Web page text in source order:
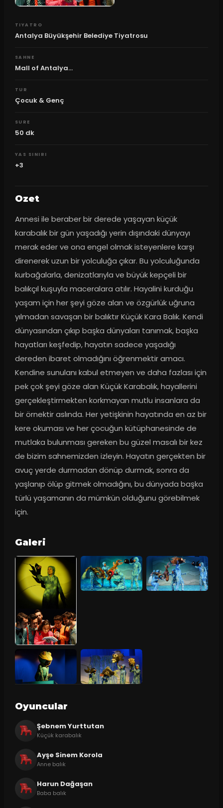
TIYATRO
Antalya Büyükşehir Belediye Tiyatrosu
SAHNE
Mall of Antalya...
TUR
Çocuk & Genç
SURE
50 dk
YAS SINIRI
+3
Ozet
Annesi ile beraber bir derede yaşayan küçük
karabalık bir gün yaşadığı yerin dışındaki dünyayı
merak eder ve ona engel olmak isteyenlere karşı
direnerek uzun bir yolculuğa çıkar. Bu yolculuğunda
kurbağalarla, denizatlarıyla ve büyük kepçeli bir
balıkçıl kuşuyla maceralara atılır. Hayalini kurduğu
yaşam için her şeyi göze alan ve özgürlük uğruna
yılmadan savaşan bir balıktır Küçük Kara Balık. Kendi
dünyasından çıkıp başka dünyaları tanımak, başka
hayatları keşfedip, hayatın sadece yaşadığı
dereden ibaret olmadığını öğrenmektir amacı.
Kendine sunulanı kabul etmeyen ve daha fazlası için
pek çok şeyi göze alan Küçük Karabalık, hayallerini
gerçekleştirmekten korkmayan mutlu insanlara da
bir örnektir aslında. Her yetişkinin hayatında en az bir
kere okuması ve her çocuğun kütüphanesinde de
mutlaka bulunması gereken bu güzel masalı bir kez
de bizim sahnemizden izleyin. Hayatın gerçekten bir
avuç yerde durmadan dönüp durmak, sonra da
yaşlanıp ölüp gitmek olmadığını, bu dünyada başka
türlü yaşamanın da mümkün olduğunu görebilmek
için.
Galeri
Oyuncular
Şebnem Yurttutan
Küçük karabalık
Ayşe Sinem Korola
Anne balık
Harun Dağaşan
Baba balık